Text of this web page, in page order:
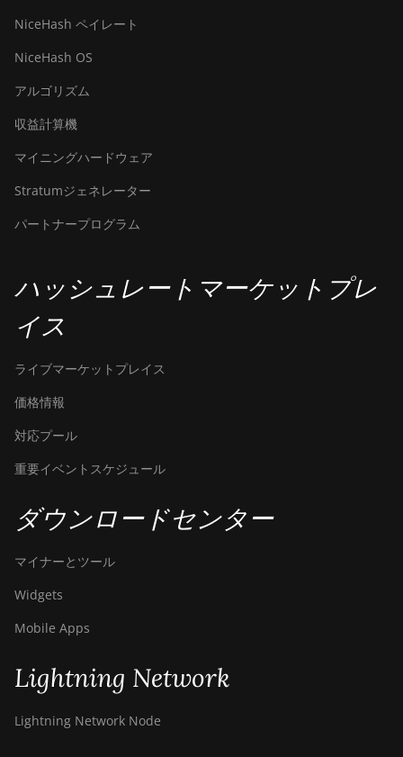
NiceHash ペイレート
NiceHash OS
アルゴリズム
収益計算機
マイニングハードウェア
Stratumジェネレーター
パートナープログラム
ハッシュレートマーケットプレ
イス
ライブマーケットプレイス
価格情報
対応プール
重要イベントスケジュール
ダウンロードセンター
マイナーとツール
Widgets
Mobile Apps
Lightning Network
Lightning Network Node